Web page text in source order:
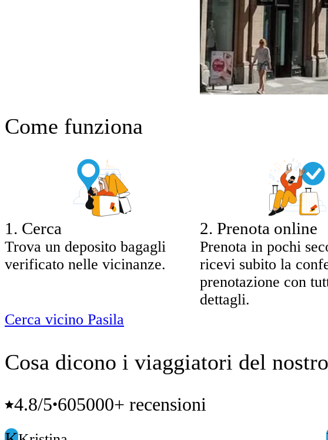
Come funziona
1 . Cerca
Trova un deposito bagagli
verificato nelle vicinanze.
2. Prenota online
Prenota in pochi
ricevi subito la
prenotazione con
dettagli.
Cerca vicino Pasila
Cosa dicono i viaggiatori del
4.8/5•605000+ recensioni